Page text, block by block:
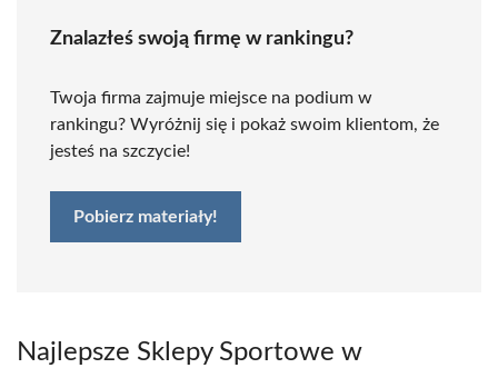
Znalazłeś swoją firmę w rankingu?
Twoja firma zajmuje miejsce na podium w
rankingu? Wyróżnij się i pokaż swoim klientom, że
jesteś na szczycie!
Pobierz materiały!
Najlepsze Sklepy Sportowe w